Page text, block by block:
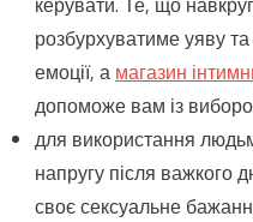
розбурхуватиме уяву
емоції, а магазин
допоможе вам із
для використання
напругу після важкого
своє сексуальне